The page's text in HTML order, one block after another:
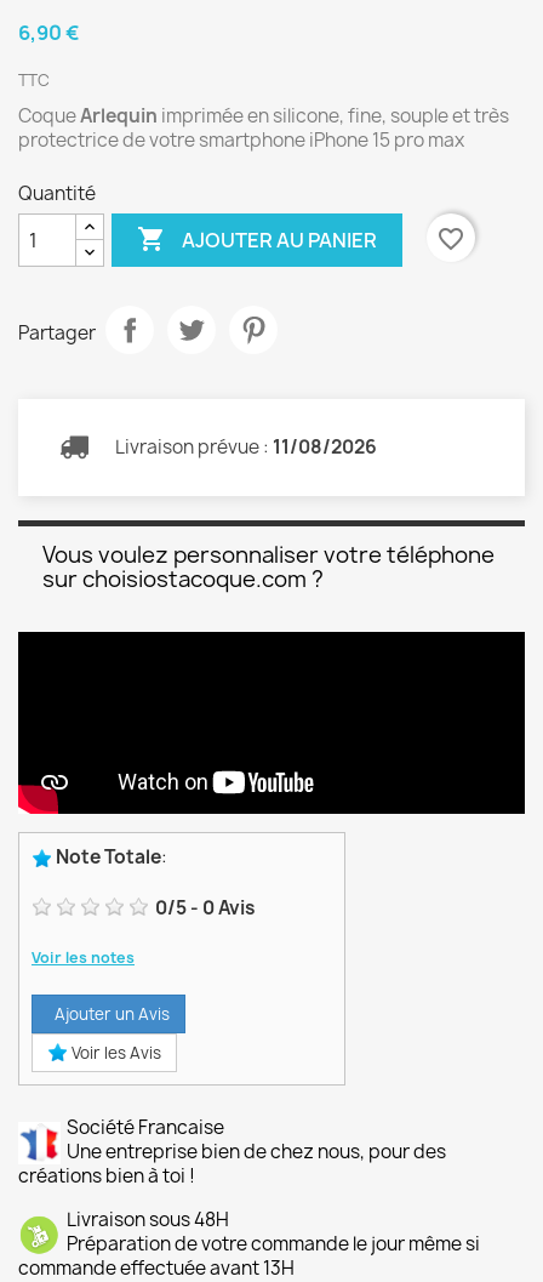
6,90 €
TTC
CoqueArlequin imprimée en silicone, fine, souple et très
protectrice de votre smartphone iPhone 15 pro max
Quantité
 AJOUTER AU PANIER favorite_border
Partager
Livraison prévue : 11/08/2026
Vous voulez personnaliser votre téléphone
sur choisiostacoque.com ?
Note Totale:
0/5- 0Avis
Voir les notes
Ajouter un Avis
Voir les Avis
Société Francaise
Une entreprise bien de chez nous, pour des
créations bien à toi !
Livraison sous 48H
Préparation de votre commande le jour même si
commande effectuée avant 13H